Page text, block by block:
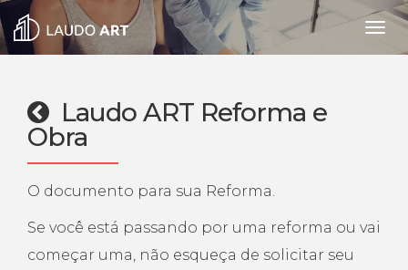
Laudo ART Reforma e
Obra
O documento para sua Reforma.
Se você está passando por uma reforma ou vai
começar uma, não esqueça de solicitar seu